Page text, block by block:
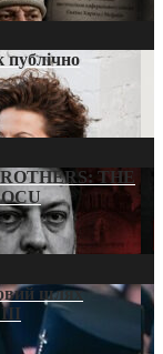
публічно
THE
шлях
III